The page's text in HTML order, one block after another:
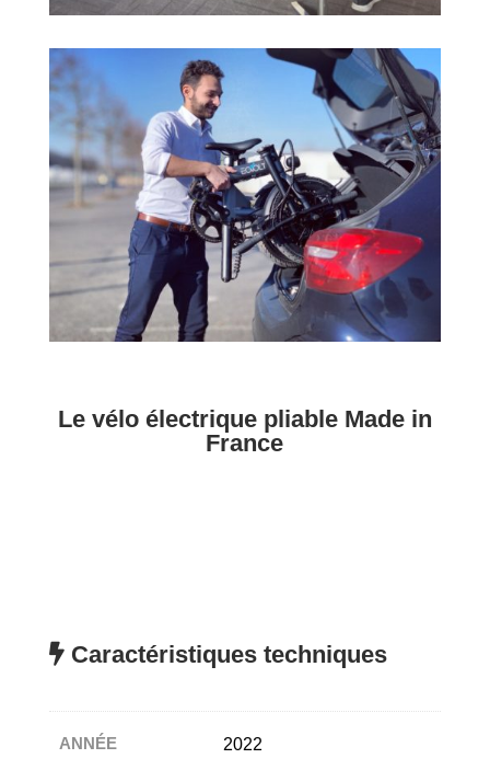
Le vélo électrique pliable Made in
France
Caractéristiques techniques
ANNÉE 2022